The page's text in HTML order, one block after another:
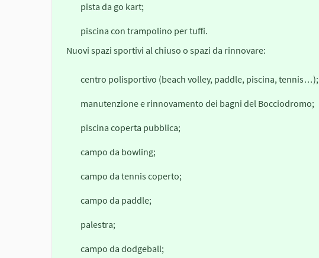
pista da go kart;
piscina con trampolino per tuffi.
Nuovi spazi sportivi al chiuso o spazi da rinnovare:
centro polisportivo (beach volley, paddle, piscina, tennis…);
manutenzione e rinnovamento dei bagni del Bocciodromo;
piscina coperta pubblica;
campo da bowling;
campo da tennis coperto;
campo da paddle;
palestra;
campo da dodgeball;